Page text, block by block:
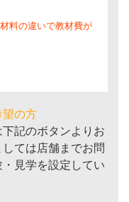
料の違いで教材費が
の方
記のボタンよりお
ては店舗までお問
見学を設定してい